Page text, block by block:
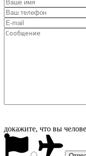
докажите, что вы